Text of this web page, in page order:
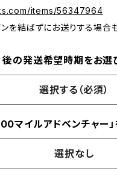
items/56347964
を結ばずにお送りする場合
の発送希望時期をお選
選択する（必須）
マイルアドベンチャー
選択なし